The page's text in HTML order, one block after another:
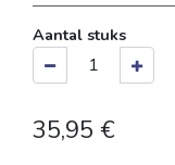
Aantal stuks
35,95 €